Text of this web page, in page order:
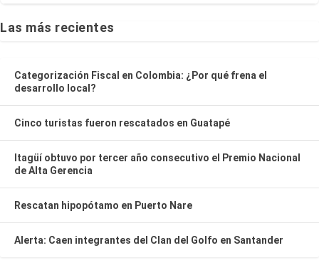
Las más recientes
Categorización Fiscal en Colombia: ¿Por qué frena el
desarrollo local?
Cinco turistas fueron rescatados en Guatapé
Itagüí obtuvo por tercer año consecutivo el Premio Nacional
de Alta Gerencia
Rescatan hipopótamo en Puerto Nare
Alerta: Caen integrantes del Clan del Golfo en Santander